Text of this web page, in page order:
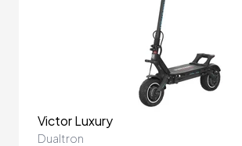
Victor Luxury
Dualtron